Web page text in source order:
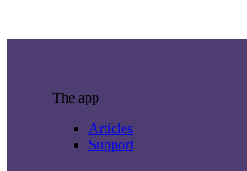
The app
Articles
Support